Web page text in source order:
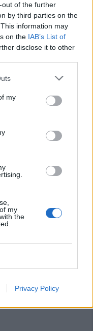
of the further
by third parties on the
information may
on the IAB’s List of
disclose it to other
my
my
the
Privacy Policy
si apre lo spiraglio di
centrocampo con
Prima con l'aggiunta